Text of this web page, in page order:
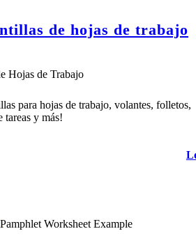
de hojas de trabajo
Hojas de Trabajo
para hojas de trabajo, volantes, folletos,
tareas y más!